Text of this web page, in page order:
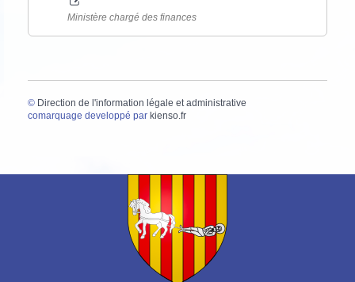
Ministère chargé des finances
© Direction de l'information légale et administrative
comarquage developpé par kienso.fr